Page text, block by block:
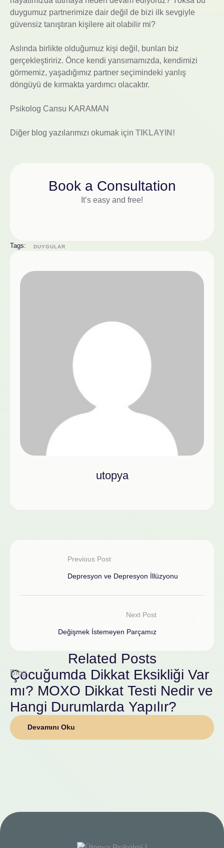
duygumuz partnerimize dair değil de bizi ilk sevgiyle
güvensiz tanıştıran kişilere ait olabilir mi?
Aslında birlikte olduğumuz kişi değil, bunları biz
gerçekleştiririz. Önce kendi yansımamızda, kendimizi
görmemiz, yaşadığımız partner seçimindeki yanlış
döngüyü de kırmakta yardımcı olacaktır.
Psikolog Cansu KARAMAN
Diğer blog yazılarımızı okumak için TIKLAYIN!
Book a Consultation
It’s easy and free!
Tags: DUYGULAR
utopya
Previous Post
Depresyon ve Depresyon İllüzyonu
Next Post
Değişmek İstemeyen Parçamız
Related Posts
Blog
Çocuğumda Dikkat Eksikliği Var
mı? MOXO Dikkat Testi Nedir ve
Hangi Durumlarda Yapılır?
Devamını Oku